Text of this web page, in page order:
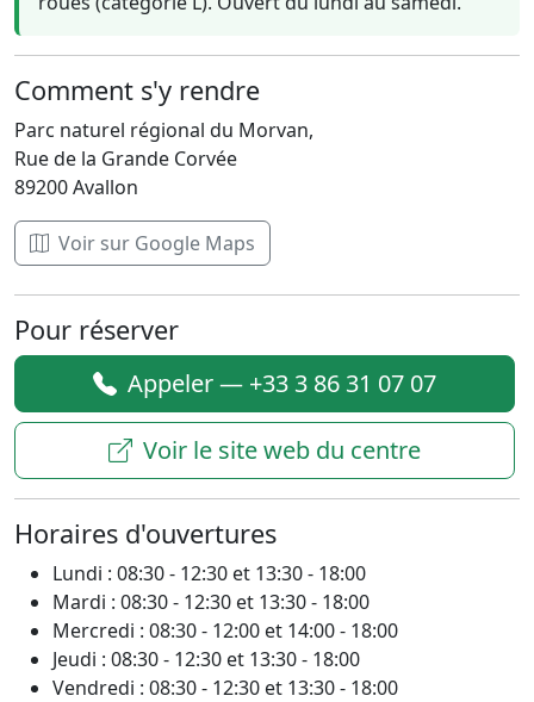
Comment s'y rendre
Parc naturel régional du Morvan,
Rue de la Grande Corvée
89200 Avallon
Voir sur Google Maps
Pour réserver
Appeler — +33 3 86 31 07 07
Voir le site web du centre
Horaires d'ouvertures
Lundi : 08:30 - 12:30 et 13:30 - 18:00
Mardi : 08:30 - 12:30 et 13:30 - 18:00
Mercredi : 08:30 - 12:00 et 14:00 - 18:00
Jeudi : 08:30 - 12:30 et 13:30 - 18:00
Vendredi : 08:30 - 12:30 et 13:30 - 18:00